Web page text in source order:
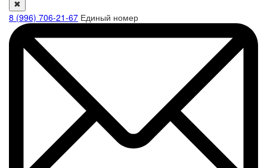
✖
8 (996) 706-21-67 Единый номер